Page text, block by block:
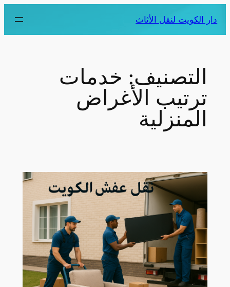
دار الكويت لنقل الأثاث
التصنيف: خدمات
ترتيب الأغراض
المنزلية